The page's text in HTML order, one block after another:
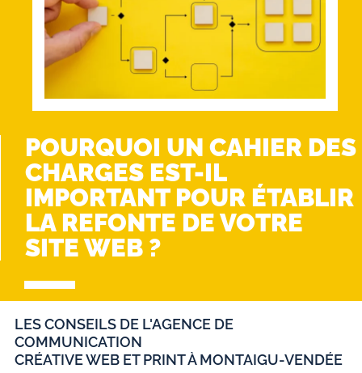
POURQUOI UN CAHIER DES
CHARGES EST-IL
IMPORTANT POUR ÉTABLIR
LA REFONTE DE VOTRE
SITE WEB ?
LES CONSEILS DE L'AGENCE DE
COMMUNICATION
CRÉATIVE WEB ET PRINT À MONTAIGU-VENDÉE